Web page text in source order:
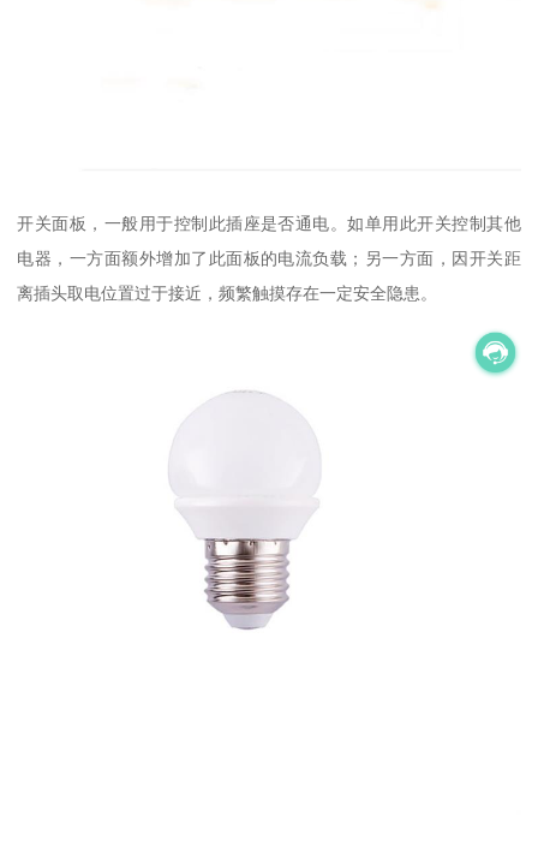
开关面板，一般用于控制此插座是否通电。如单用此开关控制其他
电器，一方面额外增加了此面板的电流负载；另一方面，因开关距
离插头取电位置过于接近，频繁触摸存在一定安全隐患。